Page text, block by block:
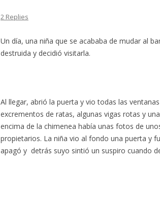
2 Replies
Un día, una niña que se acababa de mudar al
destruida y decidió visitarla.
Al llegar, abrió la puerta y vio todas las
excrementos de ratas, algunas vigas rotas y
encima de la chimenea había unas fotos de
propietarios. La niña vio al fondo una puerta y
apagó y detrás suyo sintió un suspiro cuando